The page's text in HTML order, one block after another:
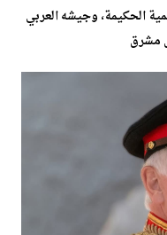
الحكيمة، وجيشه العربي
مشرق